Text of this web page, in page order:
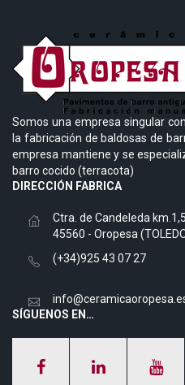
Somos una empresa singular
la fabricación de baldosas de
empresa mantiene y se
barro cocido (terracota)
DIRECCIÓN FABRICA
Ctra. de Candeleda
45560 - Oropesa
(+34)925 43 07 27
SÍGUENOS EN…